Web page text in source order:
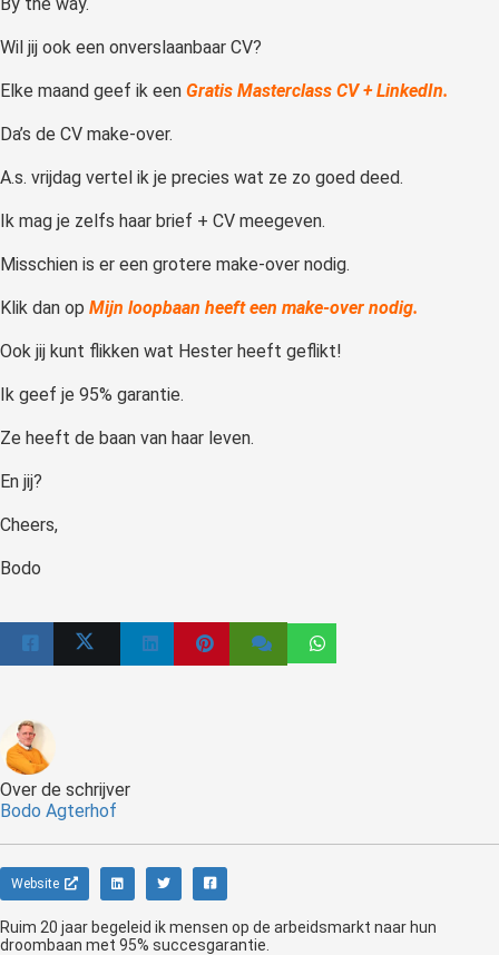
Wil jij ook een onverslaanbaar CV?
Elke maand geef ik een Gratis Masterclass CV + LinkedIn.
Da’s de CV make-over.
A.s. vrijdag vertel ik je precies wat ze zo goed deed.
Ik mag je zelfs haar brief + CV meegeven.
Misschien is er een grotere make-over nodig.
Klik dan op Mijn loopbaan heeft een make-over nodig.
Ook jij kunt flikken wat Hester heeft geflikt!
Ik geef je 95% garantie.
Ze heeft de baan van haar leven.
En jij?
Cheers,
Bodo
Over de schrijver
Bodo Agterhof
Website
Ruim 20 jaar begeleid ik mensen op de arbeidsmarkt naar hun
droombaan met 95% succesgarantie.